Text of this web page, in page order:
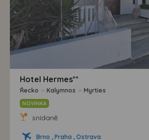
Hotel Hermes**
Řecko > Kalymnos > Myrties
NOVINKA
snídaně
Brno , Praha , Ostrava